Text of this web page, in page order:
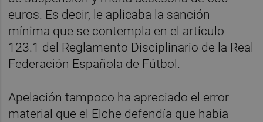
euros. Es decir, le aplicaba la sanción
mínima que se contempla en el artículo
123.1 del Reglamento Disciplinario de la Real
Federación Española de Fútbol.
Apelación tampoco ha apreciado el error
material que el Elche defendía que había